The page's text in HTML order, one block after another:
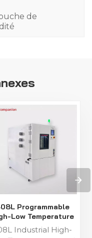
de
Programmable
Low Temperature
Test Chamber
Industrial High-